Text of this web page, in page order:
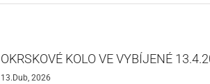
OKRSKOVÉ KOLO VE VYBÍJENÉ
13.Dub, 2026